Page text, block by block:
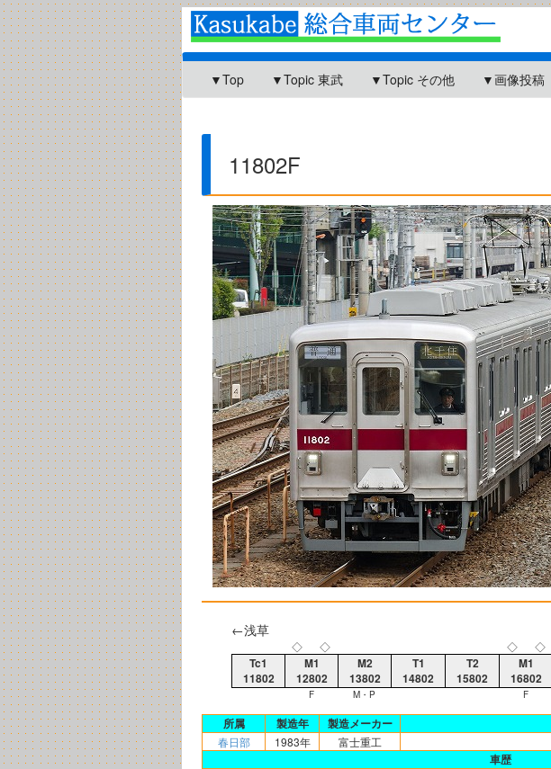
▼Top ▼Topic 東武 ▼Topic その他 ▼画像投稿
11802F
←浅草
◇◇ ◇ ◇
Tc1
11802
M1
12802
M2
13802
T1
14802
T2
15802
M1
16802
F M・P F
所属 製造年 製造メーカー
春日部 1983年 富士重工
車歴